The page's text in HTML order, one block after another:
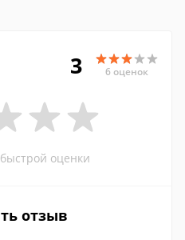
3 6 оценок
оценки
отзыв